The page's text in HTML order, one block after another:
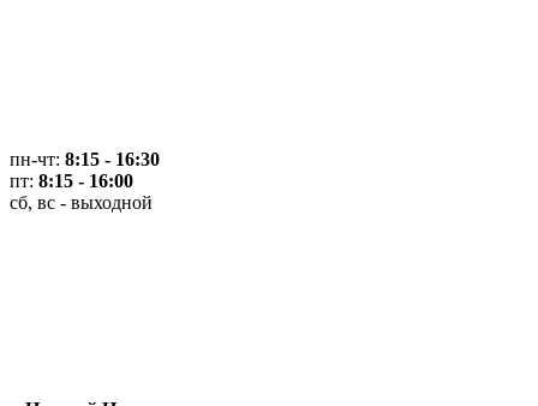
пн-чт: 8:15 - 16:30
пт: 8:15 - 16:00
сб, вс - выходной